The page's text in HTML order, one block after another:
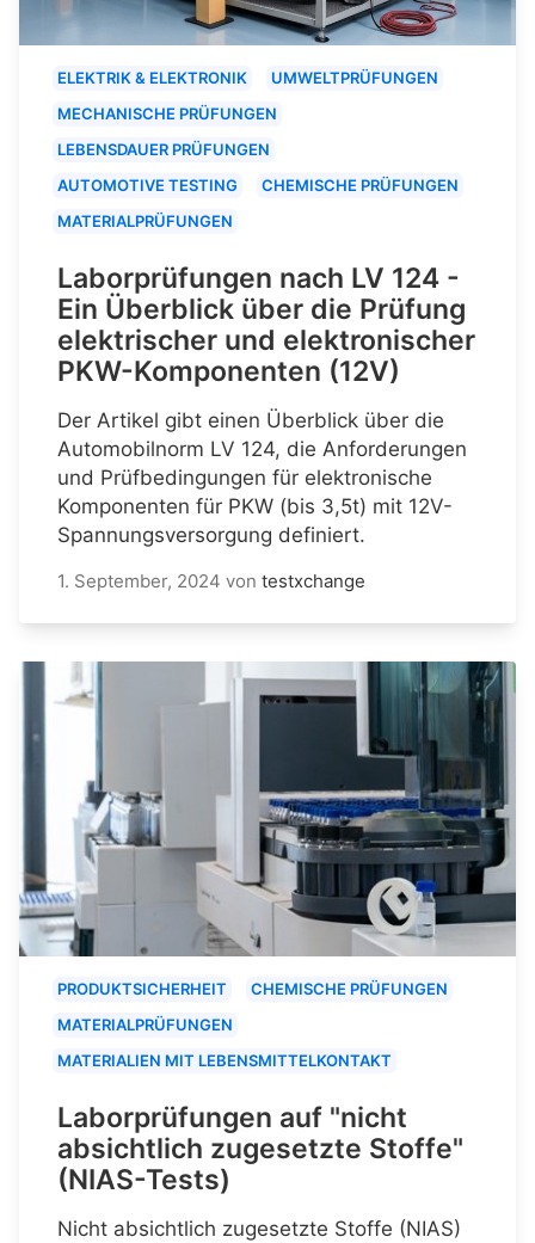
ELEKTRIK & ELEKTRONIK
UMWELTPRÜFUNGEN
MECHANISCHE PRÜFUNGEN
LEBENSDAUER PRÜFUNGEN
AUTOMOTIVE TESTING
CHEMISCHE PRÜFUNGEN
MATERIALPRÜFUNGEN
Laborprüfungen nach LV 124 -
Ein Überblick über die Prüfung
elektrischer und elektronischer
PKW-Komponenten (12V)
Der Artikel gibt einen Überblick über die
Automobilnorm LV 124, die Anforderungen
und Prüfbedingungen für elektronische
Komponenten für PKW (bis 3,5t) mit 12V-
Spannungsversorgung definiert.
1. September, 2024 von testxchange
PRODUKTSICHERHEIT
CHEMISCHE PRÜFUNGEN
MATERIALPRÜFUNGEN
MATERIALIEN MIT LEBENSMITTELKONTAKT
Laborprüfungen auf "nicht
absichtlich zugesetzte Stoffe"
(NIAS-Tests)
Nicht absichtlich zugesetzte Stoffe (NIAS)